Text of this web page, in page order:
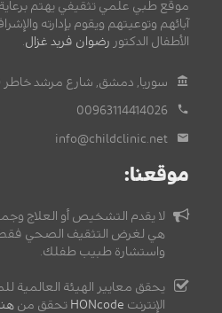
موقع طبي علمي تثقيفي يهتم
آبائهم وتوعيتهم ويقوم بإدارته
الأطفال الدكتور رضوان فريد غزال.
سوريا, دمشق, شارع مرشد خاطر
00963114414026
info@childclinic.net
موقعنا:
لا يقدم التشخيص أو العلاج
هي لغرض التثقيف الصحي فقط
واستشارة طبيب طفلك.
يحقق معايير الهيئة العالمية
الإنترنت HONcode تحقق من